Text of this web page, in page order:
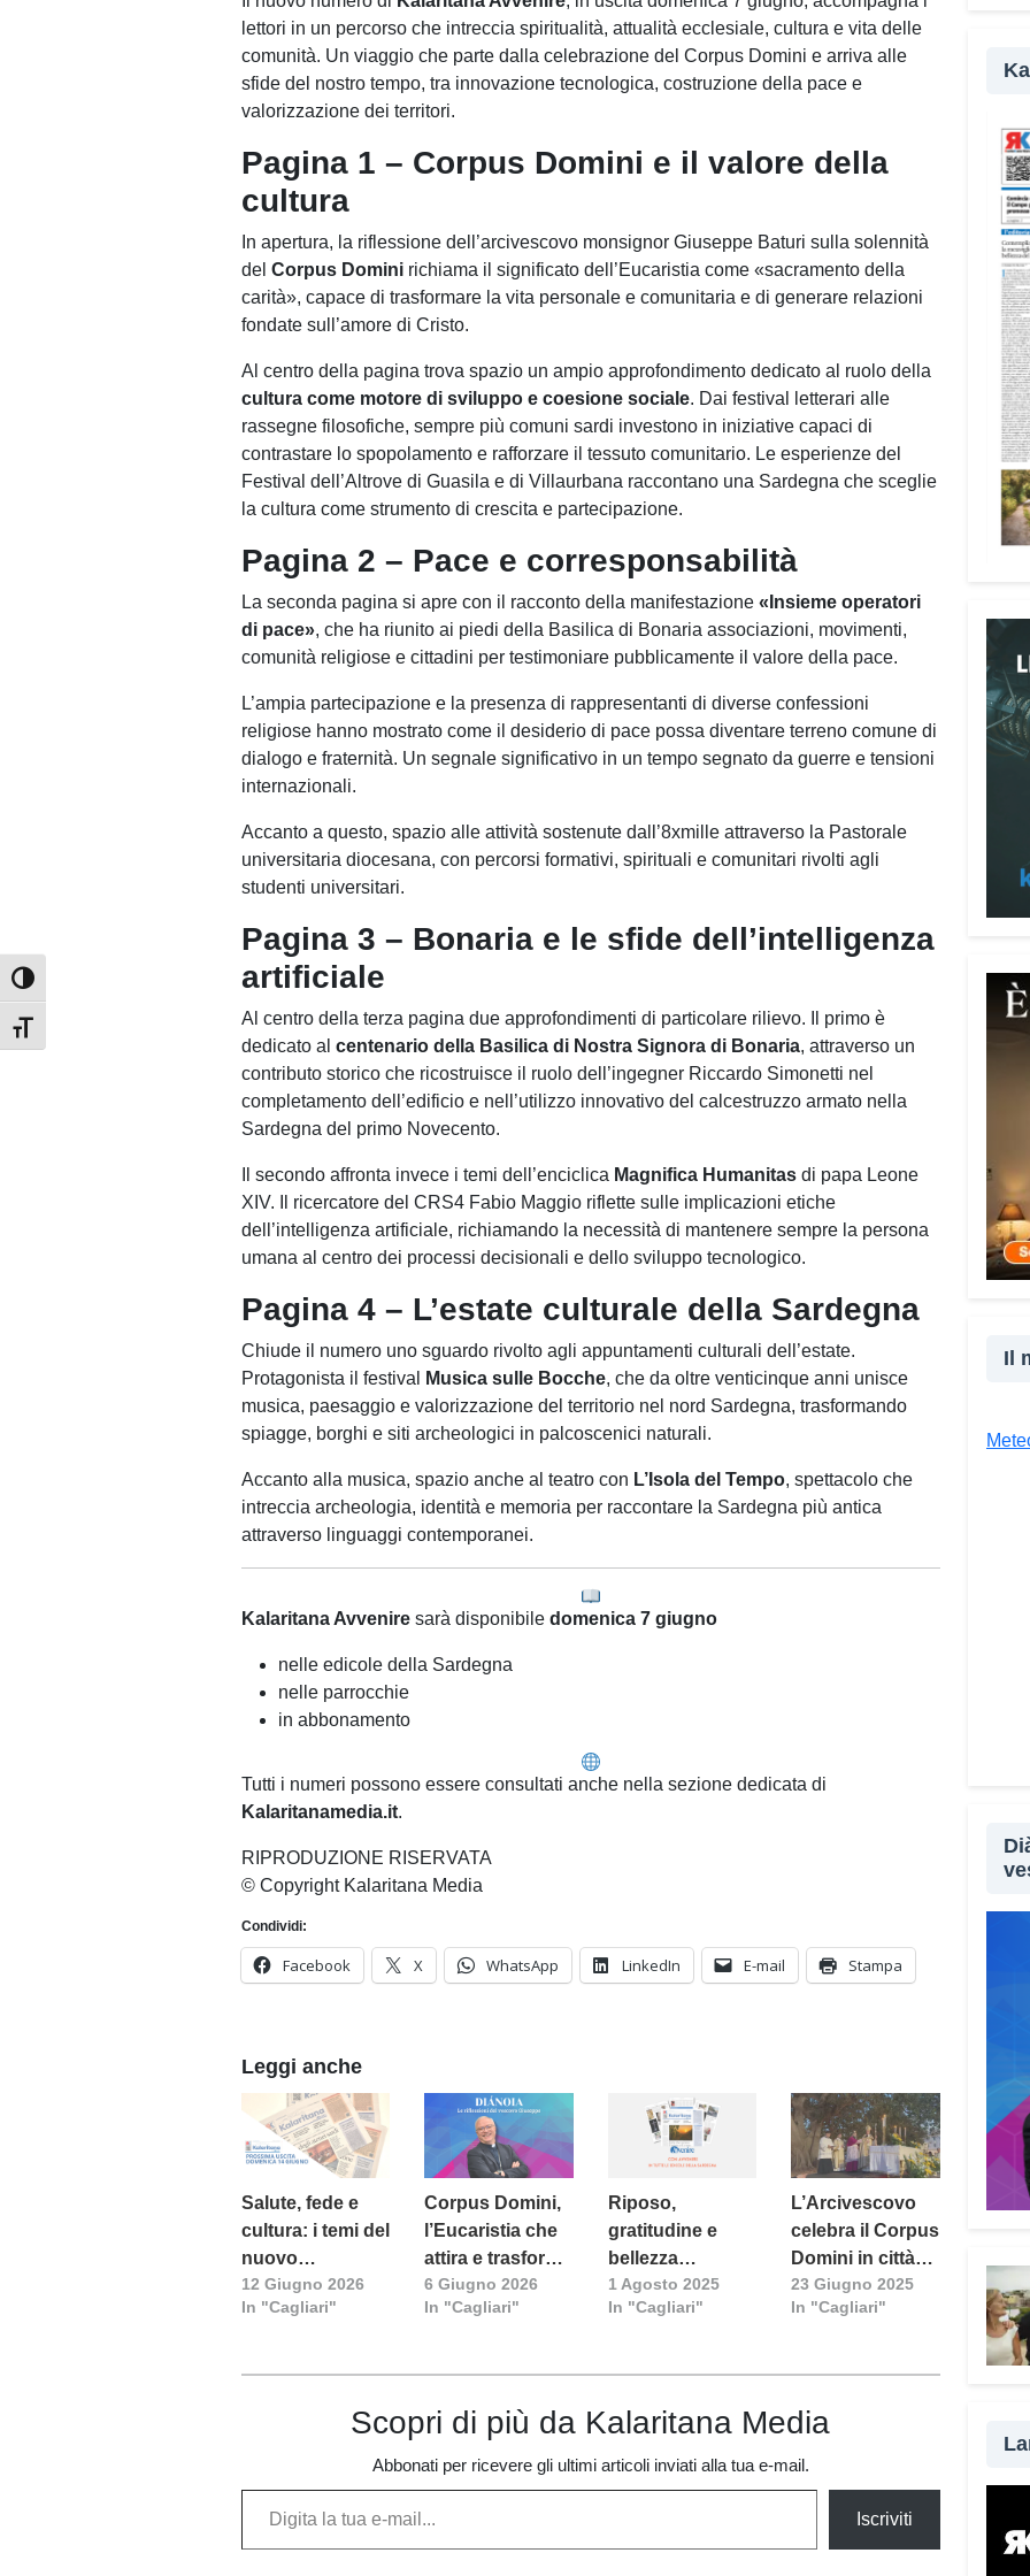
Attiva/disattiva alto contrasto
Attiva/disattiva dimensione testo
lettori in un percorso che intreccia spiritualità, attualità ecclesiale, cultura e vita delle
comunità. Un viaggio che parte dalla celebrazione del Corpus Domini e arriva alle
sfide del nostro tempo, tra innovazione tecnologica, costruzione della pace e
valorizzazione dei territori.
Pagina 1 – Corpus Domini e il valore della
cultura
In apertura, la riflessione dell’arcivescovo monsignor Giuseppe Baturi sulla solennità
del Corpus Domini richiama il significato dell’Eucaristia come «sacramento della
carità», capace di trasformare la vita personale e comunitaria e di generare relazioni
fondate sull’amore di Cristo.
Al centro della pagina trova spazio un ampio approfondimento dedicato al ruolo della
cultura come motore di sviluppo e coesione sociale. Dai festival letterari alle
rassegne filosofiche, sempre più comuni sardi investono in iniziative capaci di
contrastare lo spopolamento e rafforzare il tessuto comunitario. Le esperienze del
Festival dell’Altrove di Guasila e di Villaurbana raccontano una Sardegna che sceglie
la cultura come strumento di crescita e partecipazione.
Pagina 2 – Pace e corresponsabilità
La seconda pagina si apre con il racconto della manifestazione «Insieme operatori
di pace», che ha riunito ai piedi della Basilica di Bonaria associazioni, movimenti,
comunità religiose e cittadini per testimoniare pubblicamente il valore della pace.
L’ampia partecipazione e la presenza di rappresentanti di diverse confessioni
religiose hanno mostrato come il desiderio di pace possa diventare terreno comune di
dialogo e fraternità. Un segnale significativo in un tempo segnato da guerre e tensioni
internazionali.
Accanto a questo, spazio alle attività sostenute dall’8xmille attraverso la Pastorale
universitaria diocesana, con percorsi formativi, spirituali e comunitari rivolti agli
studenti universitari.
Pagina 3 – Bonaria e le sfide dell’intelligenza
artificiale
Al centro della terza pagina due approfondimenti di particolare rilievo. Il primo è
dedicato al centenario della Basilica di Nostra Signora di Bonaria, attraverso un
contributo storico che ricostruisce il ruolo dell’ingegner Riccardo Simonetti nel
completamento dell’edificio e nell’utilizzo innovativo del calcestruzzo armato nella
Sardegna del primo Novecento.
Il secondo affronta invece i temi dell’enciclica Magnifica Humanitas di papa Leone
XIV. Il ricercatore del CRS4 Fabio Maggio riflette sulle implicazioni etiche
dell’intelligenza artificiale, richiamando la necessità di mantenere sempre la persona
umana al centro dei processi decisionali e dello sviluppo tecnologico.
Pagina 4 – L’estate culturale della Sardegna
Chiude il numero uno sguardo rivolto agli appuntamenti culturali dell’estate.
Protagonista il festival
Musica sulle Bocche, che da oltre venticinque anni unisce
musica, paesaggio e valorizzazione del territorio nel nord Sardegna, trasformando
spiagge, borghi e siti archeologici in palcoscenici naturali.
Accanto alla musica, spazio anche al teatro con L’Isola del Tempo, spettacolo che
intreccia archeologia, identità e memoria per raccontare la Sardegna più antica
attraverso linguaggi contemporanei.
Kalaritana Avvenire sarà disponibile domenica 7 giugno
nelle edicole della Sardegna
nelle parrocchie
in abbonamento
Tutti i numeri possono essere consultati anche nella sezione dedicata di
Kalaritanamedia.it.
RIPRODUZIONE RISERVATA
© Copyright Kalaritana Media
Condividi:
Facebook X WhatsApp LinkedIn E-mail Stampa
Leggi anche
Salute, fede e
cultura: i temi del
nuovo
Kalaritana
Avvenire
12 Giugno 2026
In "Cagliari"
Corpus Domini,
l’Eucaristia che
attira e trasforma
la vita
6 Giugno 2026
In "Cagliari"
Riposo,
gratitudine e
bellezza
condivisa: il
numero di
racconta un
1 Agosto 2025
In "Cagliari"
L’Arcivescovo
celebra il Corpus
Domini in città
(Video)
23 Giugno 2025
In "Cagliari"
Scopri di più da Kalaritana Media
Abbonati per ricevere gli ultimi articoli inviati alla tua e-mail.
Digita la tua e-mail...
Iscriviti
nel
I
agli
per
al
ai
la
Tra
Il